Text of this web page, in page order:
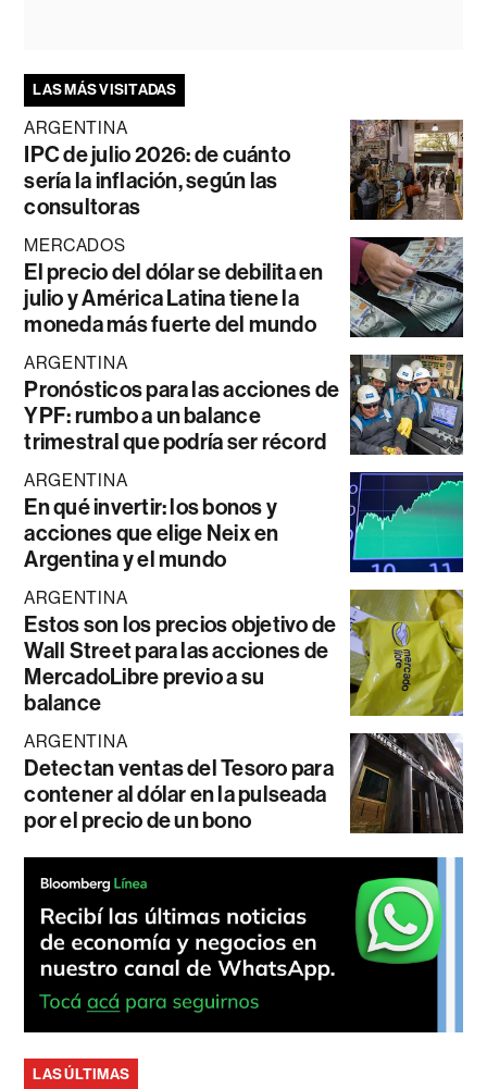
LAS MÁS VISITADAS
ARGENTINA
IPC de julio 2026: de cuánto
sería la inflación, según las
consultoras
MERCADOS
El precio del dólar se debilita en
julio y América Latina tiene la
moneda más fuerte del mundo
ARGENTINA
Pronósticos para las acciones de
YPF: rumbo a un balance
trimestral que podría ser récord
ARGENTINA
En qué invertir: los bonos y
acciones que elige Neix en
Argentina y el mundo
ARGENTINA
Estos son los precios objetivo de
Wall Street para las acciones de
MercadoLibre previo a su
balance
ARGENTINA
Detectan ventas del Tesoro para
contener al dólar en la pulseada
por el precio de un bono
LAS ÚLTIMAS